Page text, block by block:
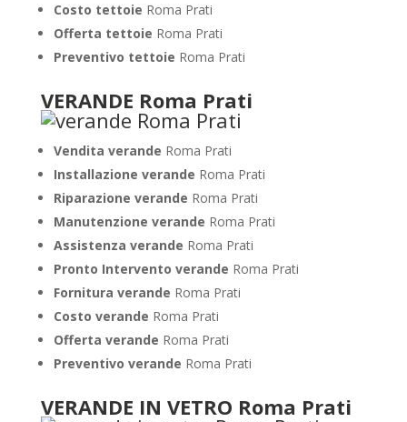
Costo tettoie Roma Prati
Offerta tettoie Roma Prati
Preventivo tettoie Roma Prati
VERANDE Roma Prati
Vendita verande Roma Prati
Installazione verande Roma Prati
Riparazione verande Roma Prati
Manutenzione verande Roma Prati
Assistenza verande Roma Prati
Pronto Intervento verande Roma Prati
Fornitura verande Roma Prati
Costo verande Roma Prati
Offerta verande Roma Prati
Preventivo verande Roma Prati
VERANDE IN VETRO Roma Prati